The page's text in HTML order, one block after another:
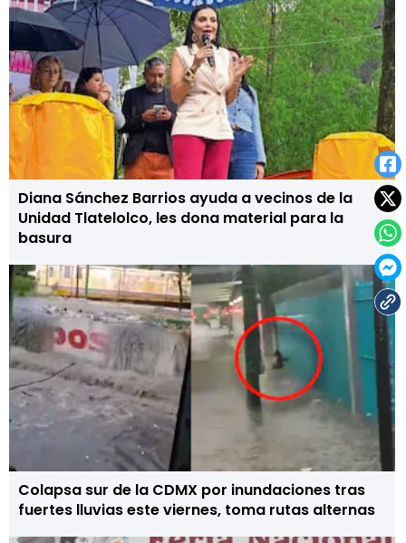
Diana Sánchez Barrios ayuda a vecinos de la
Unidad Tlatelolco, les dona material para la
basura
Colapsa sur de la CDMX por inundaciones tras
fuertes lluvias este viernes, toma rutas alternas